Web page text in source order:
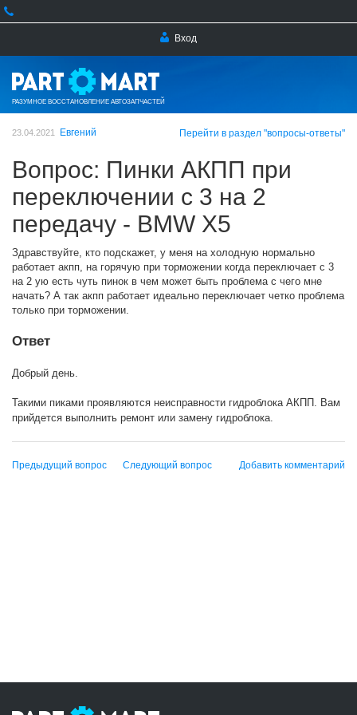
Вход
РАЗУМНОЕ ВОССТАНОВЛЕНИЕ АВТОЗАПЧАСТЕЙ
23.04.2021 Евгений Перейти в раздел "вопросы-ответы"
Вопрос: Пинки АКПП при
переключении с 3 на 2
передачу - BMW X5
Здравствуйте, кто подскажет, у меня на холодную нормально
работает акпп, на горячую при торможении когда переключает с 3
на 2 ую есть чуть пинок в чем может быть проблема с чего мне
начать? А так акпп работает идеально переключает четко проблема
только при торможении.
Ответ
Добрый день.
Такими пиками проявляются неисправности гидроблока АКПП. Вам
прийдется выполнить ремонт или замену гидроблока.
Предыдущий вопрос Следующий вопрос Добавить комментарий